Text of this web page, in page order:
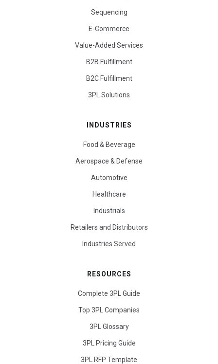
Sequencing
E-Commerce
Value-Added Services
B2B Fulfillment
B2C Fulfillment
3PL Solutions
INDUSTRIES
Food & Beverage
Aerospace & Defense
Automotive
Healthcare
Industrials
Retailers and Distributors
Industries Served
RESOURCES
Complete 3PL Guide
Top 3PL Companies
3PL Glossary
3PL Pricing Guide
3PL RFP Template